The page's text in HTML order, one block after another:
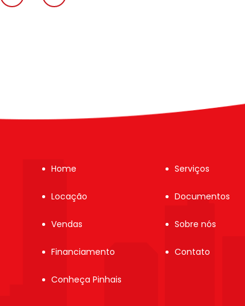
Home
Locação
Vendas
Financiamento
Conheça Pinhais
Serviços
Documentos
Sobre nós
Contato